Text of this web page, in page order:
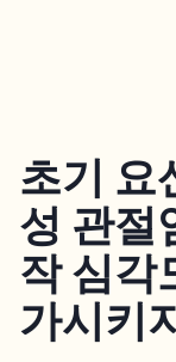
초기 요
성 관절
작 심각
가시키